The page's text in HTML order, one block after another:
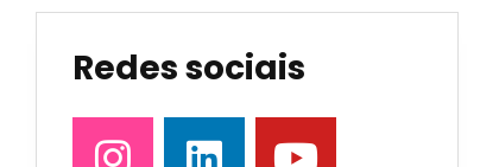
Redes sociais